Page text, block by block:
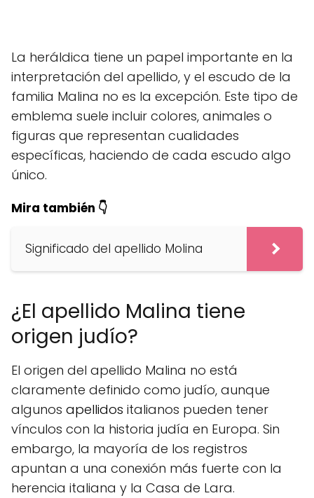
La heráldica tiene un papel importante en la
interpretación del apellido, y el escudo de la
familia Malina no es la excepción. Este tipo de
emblema suele incluir colores, animales o
figuras que representan cualidades
específicas, haciendo de cada escudo algo
único.
Mira también 👇
Significado del apellido Molina
¿El apellido Malina tiene
origen judío?
El origen del apellido Malina no está
claramente definido como judío, aunque
algunos apellidos italianos pueden tener
vínculos con la historia judía en Europa. Sin
embargo, la mayoría de los registros
apuntan a una conexión más fuerte con la
herencia italiana y la Casa de Lara.